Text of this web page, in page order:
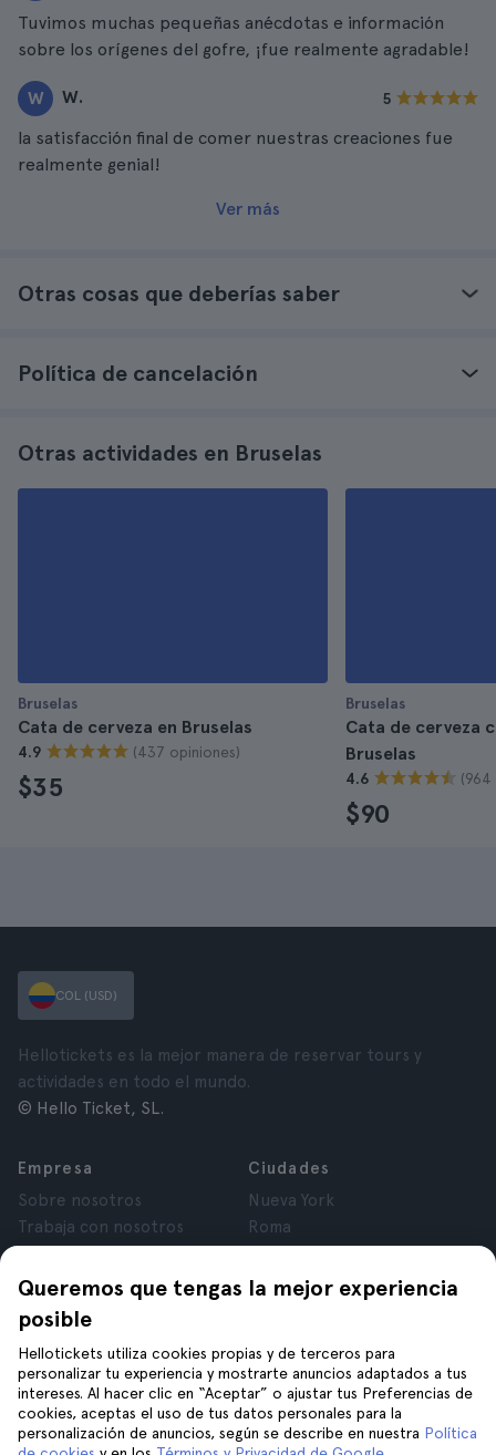
Tuvimos muchas pequeñas anécdotas e información
sobre los orígenes del gofre, ¡fue realmente agradable!
W W. 5
la satisfacción final de comer nuestras creaciones fue
realmente genial!
Ver más
Otras cosas que deberías saber
Política de cancelación
Otras actividades en Bruselas
Bruselas
Cata de cerveza en Bruselas
4.9 (437 opiniones)
$35
Bruselas
Cata de cerveza
Bruselas
4.6 (964
$90
Queremos que tengas la mejor experiencia
posible
Hellotickets utiliza cookies propias y de terceros para
personalizar tu experiencia y mostrarte anuncios adaptados a tus
intereses. Al hacer clic en “Aceptar” o ajustar tus Preferencias de
cookies, aceptas el uso de tus datos personales para la
personalización de anuncios, según se describe en nuestra Política
COL (USD)
Hellotickets es la mejor manera de reservar tours y
actividades en todo el mundo.
© Hello Ticket, SL.
Empresa
Sobre nosotros
Trabaja con nosotros
Opiniones
Privacidad
Términos y Condiciones
Aviso Legal
Cookies
Ciudades
Nueva York
Roma
Londres
Granada
Tenerife
Ayuda Síguenos en